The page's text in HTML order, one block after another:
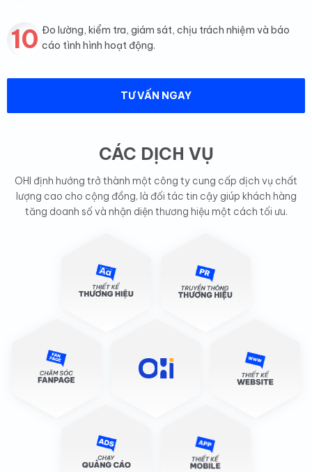
10 Đo lường, kiểm tra, giám sát, chịu trách nhiệm và báo
cáo tình hình hoạt động.
TƯ VẤN NGAY
CÁC DỊCH VỤ
OHI định hướng trở thành một công ty cung cấp dịch vụ chất
lượng cao cho cộng đồng, là đối tác tin cậy giúp khách hàng
tăng doanh số và nhận diện thương hiệu một cách tối ưu.